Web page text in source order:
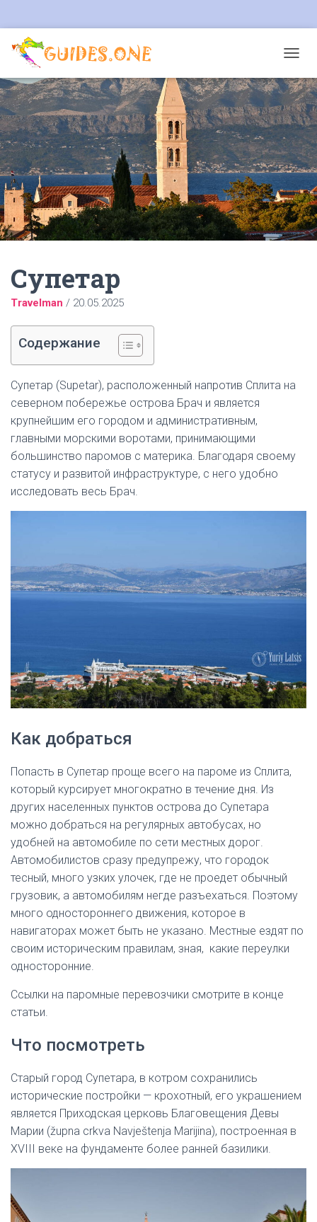
O
G
G
L
N
A
V
G
A
T
I
Супетар
Travelman / 20.05.2025
Содержание
Супетар (Supetar), расположенный напротив Сплита на
северном побережье острова Брач и является
крупнейшим его городом и административным,
главными морскими воротами, принимающими
большинство паромов с материка. Благодаря своему
статусу и развитой инфраструктуре, с него удобно
исследовать весь Брач.
Как добраться
Попасть в Супетар проще всего на пароме из Сплита,
который курсирует многократно в течение дня. Из
других населенных пунктов острова до Супетара
можно добраться на регулярных автобусах, но
удобней на автомобиле по сети местных дорог.
Автомобилистов сразу предупрежу, что городок
тесный, много узких улочек, где не проедет обычный
грузовик, а автомобилям негде разъехаться. Поэтому
много одностороннего движения, которое в
навигаторах может быть не указано. Местные ездят по
своим историческим правилам, зная, какие переулки
односторонние.
Ссылки на паромные перевозчики смотрите в конце
статьи.
Что посмотреть
Старый город Супетара, в котром сохранились
исторические постройки — крохотный, его украшением
является Приходская церковь Благовещения Девы
Марии (župna crkva Navještenja Marijina), построенная в
XVIII веке на фундаменте более ранней базилики.